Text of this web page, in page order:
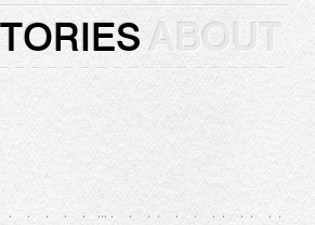
ABOUT
. . . . …. . .. . . .. .. ..